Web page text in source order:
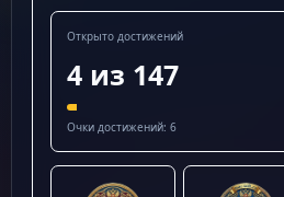
Открыто достижений
4 из 147
Очки достижений: 6